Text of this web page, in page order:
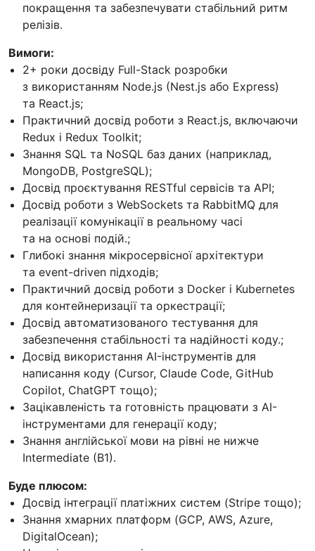
покращення та забезпечувати стабільний ритм
релізів.
Вимоги:
2+ роки досвіду Full-Stack розробки
з використанням Node.js (Nest.js або Express)
та React.js;
Практичний досвід роботи з React.js, включаючи
Redux і Redux Toolkit;
Знання SQL та NoSQL баз даних (наприклад,
MongoDB, PostgreSQL);
Досвід проєктування RESTful сервісів та API;
Досвід роботи з WebSockets та RabbitMQ для
реалізації комунікації в реальному часі
та на основі подій.;
Глибокі знання мікросервісної архітектури
та event-driven підходів;
Практичний досвід роботи з Docker і Kubernetes
для контейнеризації та оркестрації;
Досвід автоматизованого тестування для
забезпечення стабільності та надійності коду.;
Досвід використання AI-інструментів для
написання коду (Cursor, Claude Code, GitHub
Copilot, ChatGPT тощо);
Зацікавленість та готовність працювати з AI-
інструментами для генерації коду;
Знання англійської мови на рівні не нижче
Intermediate (B1).
Буде плюсом:
Досвід інтеграції платіжних систем (Stripe тощо);
Знання хмарних платформ (GCP, AWS, Azure,
DigitalOcean);